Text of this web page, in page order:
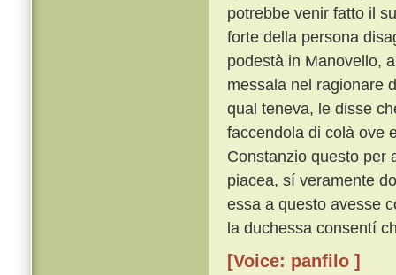
potrebbe venir fatto il
forte della persona
podestà in Manovello,
messala nel ragionare
qual teneva, le disse
faccendola di colà ove
Constanzio questo per
piacea, sí veramente
essa a questo avesse
la duchessa consentí
[Voice: panfilo ]